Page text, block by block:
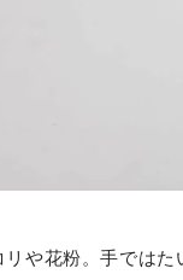
や花粉。手ではた